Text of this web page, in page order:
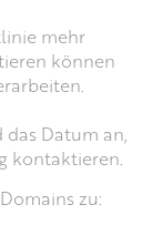
mehr
können
Datum an,
kontaktieren.
zu: